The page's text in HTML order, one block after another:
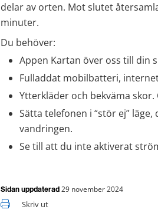
delar av orten. Mot slutet
minuter.
Du behöver:
Appen Kartan över oss till din
Fulladdat mobilbatteri,
Ytterkläder och bekväma
Sätta telefonen i “stör ej”
vandringen.
Se till att du inte aktiverat
Sidan uppdaterad 29 november 2024
Skriv ut